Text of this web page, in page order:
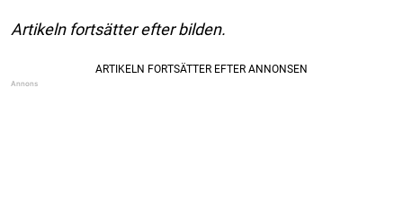
Artikeln fortsätter efter bilden.